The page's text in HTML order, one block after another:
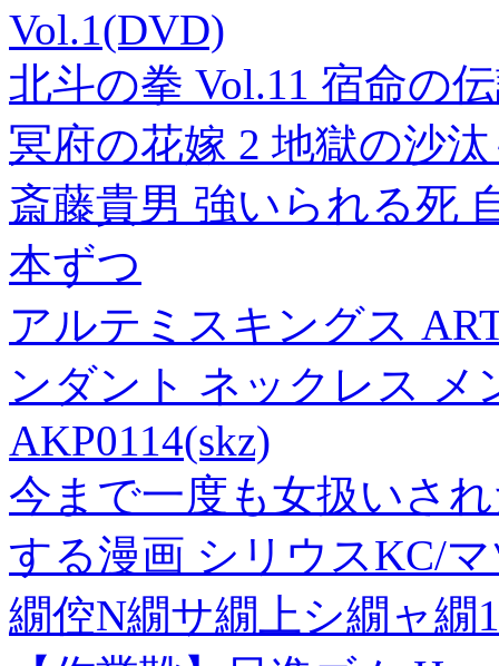
Vol.1(DVD)
北斗の拳 Vol.11 宿命の
冥府の花嫁 2 地獄の沙
斎藤貴男 強いられる死
本ずつ
アルテミスキングス
ンダント ネックレス メ
AKP0114(skz)
今まで一度も女扱いさ
する漫画 シリウスKC/
繝倥Ν繝サ繝上シ繝ャ繝